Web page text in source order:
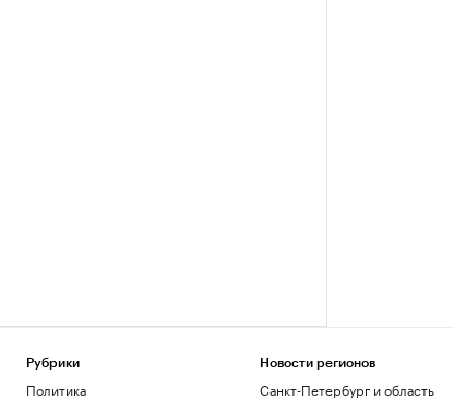
Рубрики
Политика
Новости регионов
Санкт-Петербург и область